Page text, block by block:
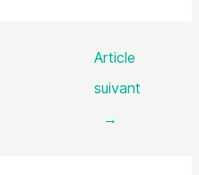
Article
suivant
→